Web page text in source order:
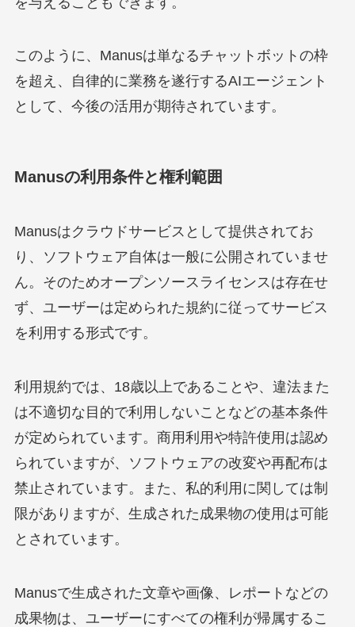
このように、Manusは単なるチャットボットの枠
を超え、自律的に業務を遂行するAIエージェント
として、今後の活用が期待されています。
Manusの利用条件と権利範囲
Manusはクラウドサービスとして提供されてお
り、ソフトウェア自体は一般に公開されていませ
ん。そのためオープンソースライセンスは存在せ
ず、ユーザーは定められた規約に従ってサービス
を利用する形式です。
利用規約では、18歳以上であることや、違法また
は不適切な目的で利用しないことなどの基本条件
が定められています。商用利用や特許使用は認め
られていますが、ソフトウェアの改変や再配布は
禁止されています。また、私的利用に関しては制
限がありますが、生成された成果物の使用は可能
とされています。
Manusで生成された文章や画像、レポートなどの
成果物は、ユーザーにすべての権利が帰属するこ